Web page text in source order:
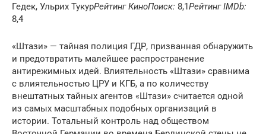
Гедек, Ульрих ТукурРейтинг КиноПоиск: 8,1Рейтинг IMDb:
8,4
«Штази» — тайная полиция ГДР, призванная обнаружить
и предотвратить малейшее распространение
антирежимных идей. Влиятельность «Штази» сравнима
с влиятельностью ЦРУ и КГБ, а по количеству
внештатных тайных агентов «Штази» считается одной
из самых масштабных подобных организаций в
истории. Тотальный контроль над обществом